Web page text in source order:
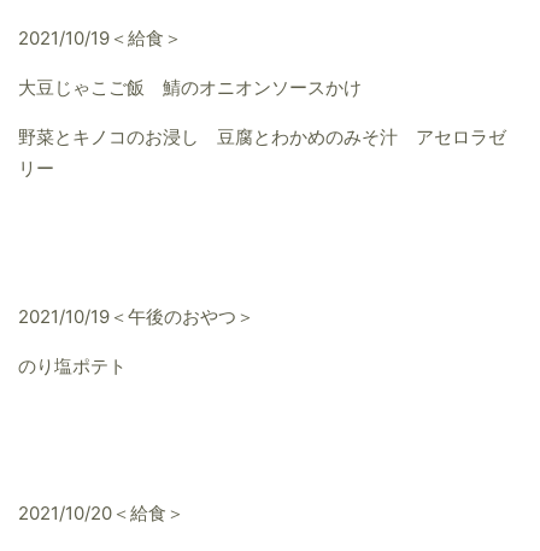
2021/10/19＜給食＞
大豆じゃこご飯 鯖のオニオンソースかけ
野菜とキノコのお浸し 豆腐とわかめのみそ汁 アセロラゼ
リー
2021/10/19＜午後のおやつ＞
のり塩ポテト
2021/10/20＜給食＞